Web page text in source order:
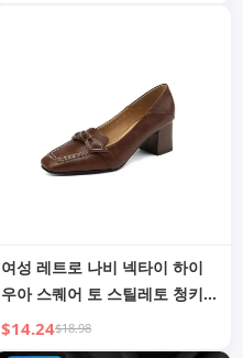
여성 레트로 나비 넥타이 하이
우아 스퀘어 토 스틸레토 청키
슬립온 캐주얼 파티 드레스 펌프
스 솔리드 5cm 봄 가을 패션
$14.24$18.98